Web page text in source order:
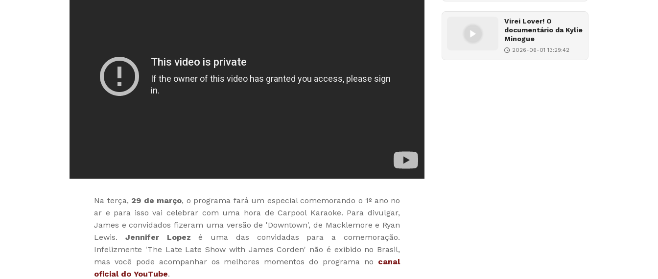
Na terça, 29 de março, o programa fará um especial comemorando o 1º ano no
ar e para isso vai celebrar com uma hora de Carpool Karaoke. Para divulgar,
James e convidados fizeram uma versão de 'Downtown', de Macklemore e Ryan
Lewis. Jennifer Lopez é uma das convidadas para a comemoração.
Infelizmente 'The Late Late Show with James Corden' não é exibido no Brasil,
mas você pode acompanhar os melhores momentos do programa no canal
oficial do YouTube.
Virei Lover! O
documentário da Kylie
Minogue
2026-06-01 13:29:42